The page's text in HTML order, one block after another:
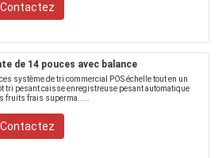
Contactez
de 14 pouces avec balance
système de tri commercial POS échelle tout en un
tri pesant caisse enregistreuse pesant automatique
fruits frais superma.....
Contactez